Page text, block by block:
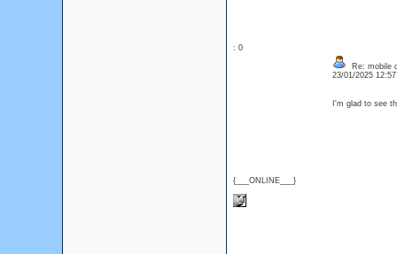
: 0
{___ONLINE___}
Re: mobile
23/01/2025
I'm glad to see